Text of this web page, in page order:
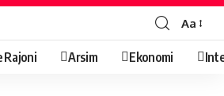
Aa
Rajoni Arsim Ekonomi